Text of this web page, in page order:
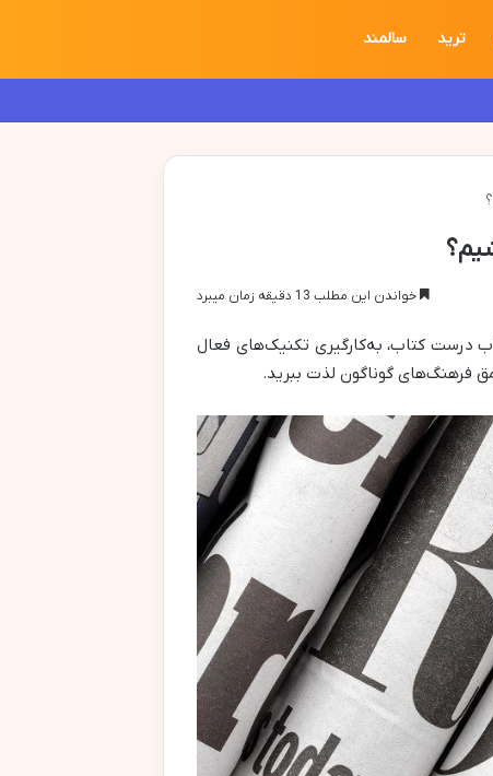
ترید سالمند
خواندن این مطلب 13 دقیقه زمان میبرد
درست کتاب، به‌کارگیری تکنیک‌های فعال
فرهنگ‌های گوناگون لذت ببرید.